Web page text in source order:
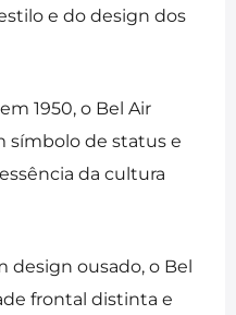
e do design dos
1950, o Bel Air
símbolo de status e
da cultura
design ousado, o Bel
frontal distinta e